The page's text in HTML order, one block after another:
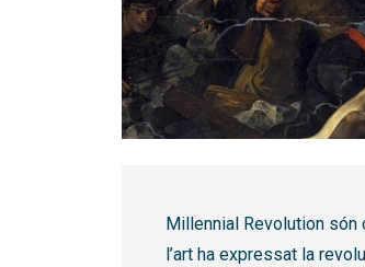
Millennial Revolution són
l’art ha expressat la